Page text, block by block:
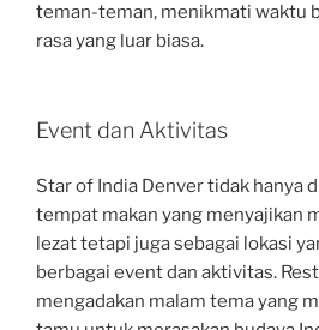
teman-teman, menikmati waktu
rasa yang luar biasa.
Event dan Aktivitas
Star of India Denver tidak hanya
tempat makan yang menyajikan
lezat tetapi juga sebagai lokasi
berbagai event dan aktivitas.
mengadakan malam tema yang